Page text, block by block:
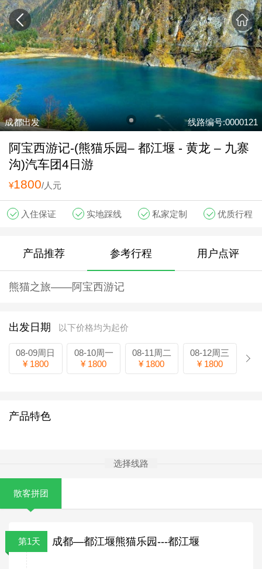
成都出发 线路编号:0000121
阿宝西游记-(熊猫乐园– 都江堰 - 黄龙 – 九寨
沟)汽车团4日游
¥1800/人元
入住保证 实地踩线 私家定制 优质行程
产品推荐 参考行程 用户点评
熊猫之旅——阿宝西游记
出发日期 以下价格均为起价
08-09周日
¥ 1800
08-10周一
¥ 1800
08-11周二
¥ 1800
08-12周三
¥ 1800
产品特色
选择线路
散客拼团
第1天 成都—都江堰熊猫乐园---都江堰